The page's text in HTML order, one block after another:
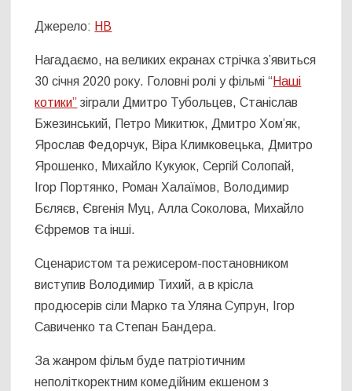
Джерело: НВ
Нагадаємо, на великих екранах стрічка з’явиться
30 січня 2020 року. Головні ролі у фільмі “Наші
котики” зіграли Дмитро Тубольцев, Станіслав
Бжезинський, Петро Микитюк, Дмитро Хом’як,
Ярослав Федорчук, Віра Климковецька, Дмитро
Ярошенко, Михайло Кукуюк, Сергій Солопай,
Ігор Портянко, Роман Халаїмов, Володимир
Бєляєв, Євгенія Муц, Алла Соколова, Михайло
Єфремов та інші.
Сценаристом та режисером-постановником
виступив Володимир Тихий, а в крісла
продюсерів сіли Марко та Уляна Супрун, Ігор
Савиченко та Степан Бандера.
За жанром фільм буде патріотичним
неполіткоректним комедійним екшеном з